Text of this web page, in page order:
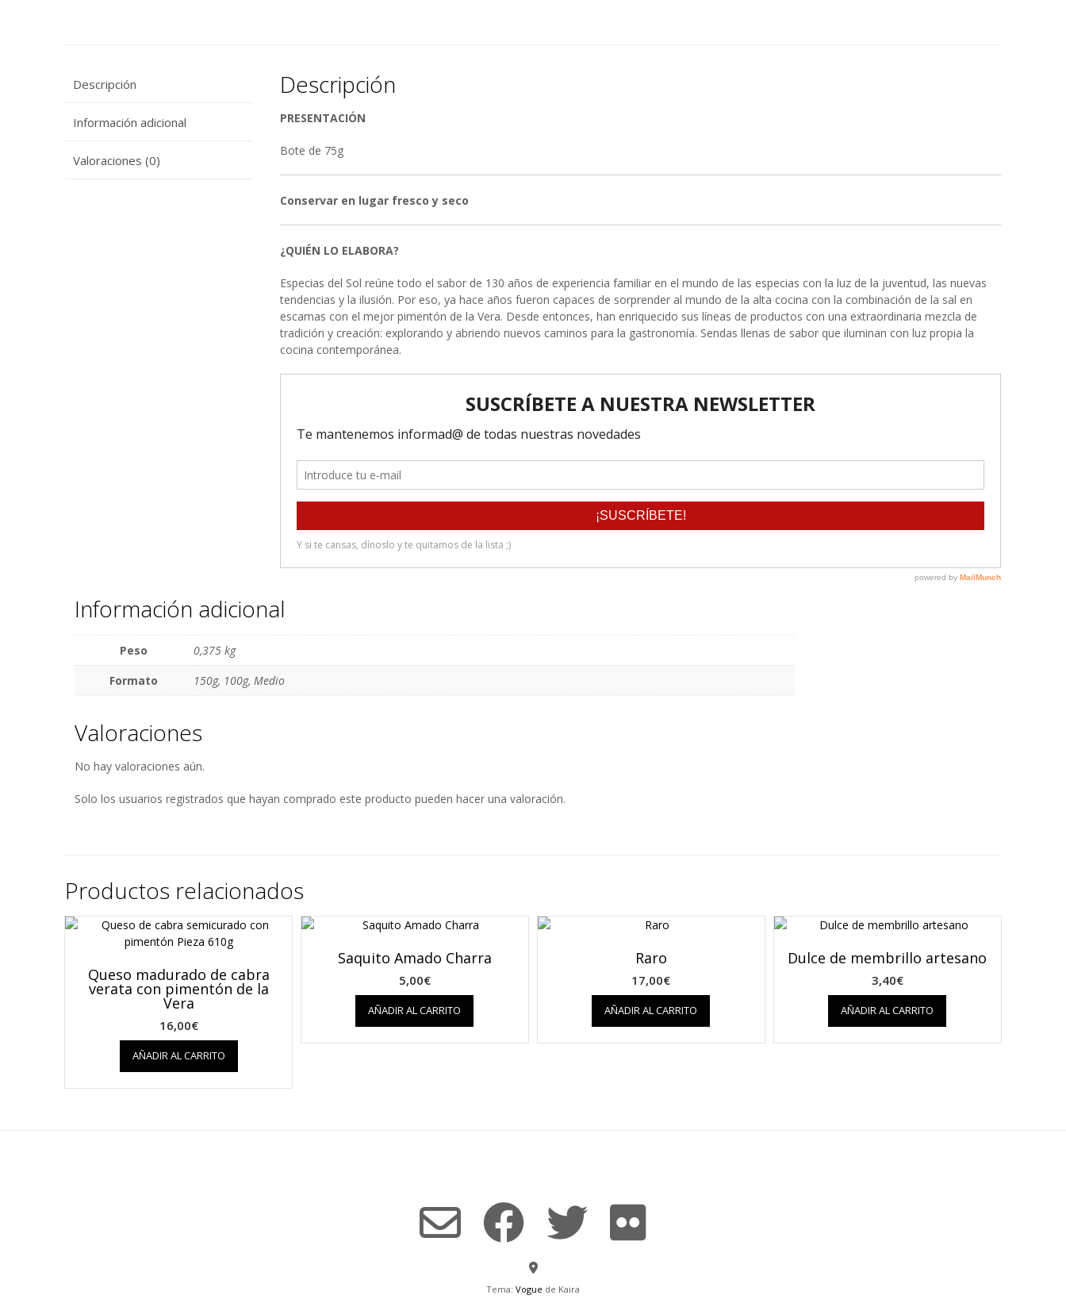
Descripción
Información adicional
Valoraciones (0)
Descripción
PRESENTACIÓN
Bote de 75g
Conservar en lugar fresco y seco
¿QUIÉN LO ELABORA?
Especias del Sol reúne todo el sabor de 130 años de experiencia familiar en el mundo de las especias con la luz de la juventud, las nuevas
tendencias y la ilusión. Por eso, ya hace años fueron capaces de sorprender al mundo de la alta cocina con la combinación de la sal en
escamas con el mejor pimentón de la Vera. Desde entonces, han enriquecido sus líneas de productos con una extraordinaria mezcla de
tradición y creación: explorando y abriendo nuevos caminos para la gastronomía. Sendas llenas de sabor que iluminan con luz propia la
cocina contemporánea.
Información adicional
Peso
0,375 kg
Formato
150g, 100g, Medio
Valoraciones
No hay valoraciones aún.
Solo los usuarios registrados que hayan comprado este producto pueden hacer una valoración.
Productos relacionados
Queso madurado de cabra
verata con pimentón de la
Vera
16,00€
AÑADIR AL CARRITO
Saquito Amado Charra
5,00€
AÑADIR AL CARRITO
Raro
17,00€
AÑADIR AL CARRITO
Dulce de membrillo artesano
3,40€
AÑADIR AL CARRITO
Tema: Vogue de Kaira